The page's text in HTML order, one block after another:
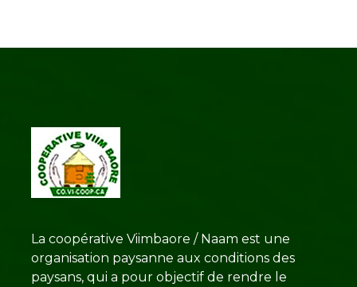
La coopérative Viimbaore / Naam est une
organisation paysanne aux conditions des
paysans, qui a pour objectif de rendre le